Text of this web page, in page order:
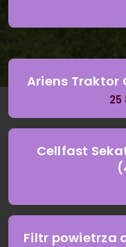
Ariens Traktor
25
Cellfast
Filtr powietrza